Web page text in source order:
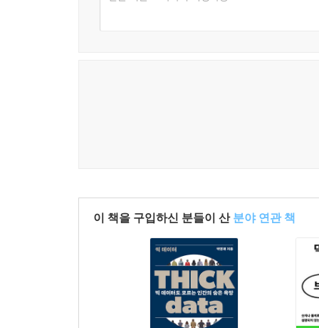
이 책을 구입하신 분들이 산 분야 연관 책